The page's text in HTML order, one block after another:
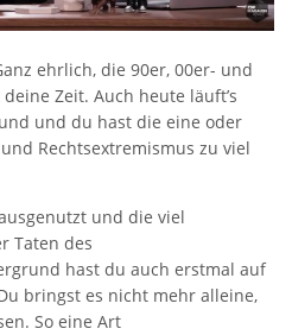
ehrlich, die 90er, 00er- und
Zeit. Auch heute läuft’s
und du hast die eine oder
Rechtsextremismus zu viel
und die viel
Taten des
hast du auch erstmal auf
bringst es nicht mehr alleine,
So eine Art